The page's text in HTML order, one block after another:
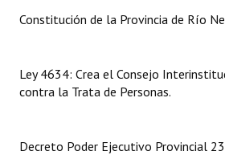
Comunicaciones
Constitución de la Provincia de Río
Ley 4634: Crea el Consejo
contra la Trata de Personas.
Decreto Poder Ejecutivo Provincial